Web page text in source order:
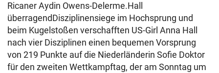
Ricaner Aydin Owens-Delerme.Hall
überragendDisziplinensiege im Hochsprung und
beim Kugelstoßen verschafften US-Girl Anna Hall
nach vier Disziplinen einen bequemen Vorsprung
von 219 Punkte auf die Niederländerin Sofie Doktor
für den zweiten Wettkampftag, der am Sonntag um